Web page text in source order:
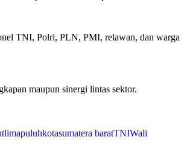
TNI, Polri, PLN, PMI, relawan, dan warga
maupun sinergi lintas sektor.
sumatera baratTNIWali